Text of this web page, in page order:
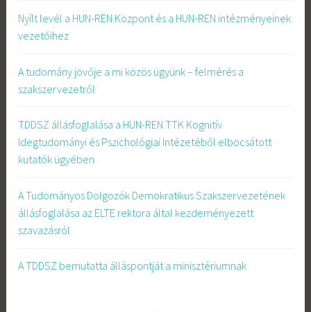
Nyílt levél a HUN-REN Központ és a HUN-REN intézményeinek
vezetőihez
A tudomány jövője a mi közös ügyünk – felmérés a
szakszervezetről
TDDSZ állásfoglalása a HUN-REN TTK Kognitív
Idegtudományi és Pszichológiai Intézetéből elbocsátott
kutatók ügyében
A Tudományos Dolgozók Demokratikus Szakszervezetének
állásfoglalása az ELTE rektora által kezdeményezett
szavazásról
A TDDSZ bemutatta álláspontját a minisztériumnak